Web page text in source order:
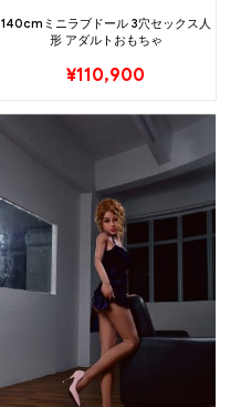
140cmミニラブドール 3穴セックス人
形 アダルトおもちゃ
¥110,900